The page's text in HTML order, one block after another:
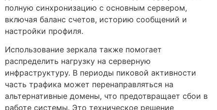
полную синхронизацию с основным сервером,
включая баланс счетов, историю сообщений и
настройки профиля.
Использование зеркала также помогает
распределить нагрузку на серверную
инфраструктуру. В периоды пиковой активности
часть трафика может перенаправляться на
альтернативные домены, что предотвращает сбои в
работе системы. Это техническое решение